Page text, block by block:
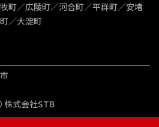
町／広陵町／河合町／平群町／安堵
／大淀町
株式会社STB